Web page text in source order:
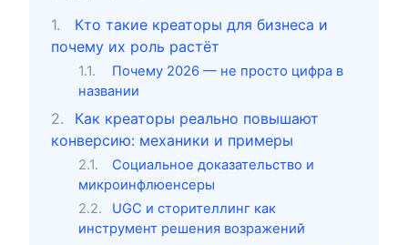
Кто такие креаторы для бизнеса и
почему их роль растёт
Почему 2026 — не просто цифра в
названии
Как креаторы реально повышают
конверсию: механики и примеры
Социальное доказательство и
микроинфлюенсеры
UGC и сторителлинг как
инструмент решения возражений